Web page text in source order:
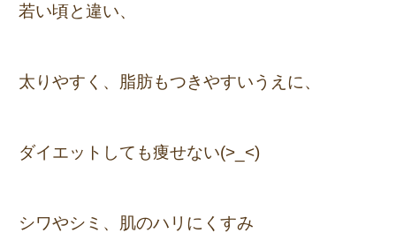
若い頃と違い、
太りやすく、脂肪もつきやすいうえに、
ダイエットしても痩せない(>_<)
シワやシミ、肌のハリにくすみ